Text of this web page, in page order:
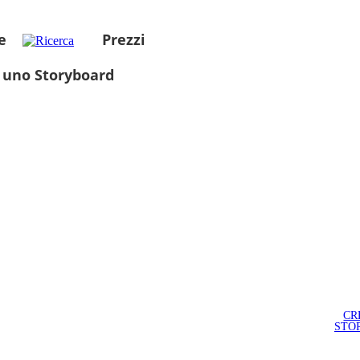
Prezzi
Storyboard